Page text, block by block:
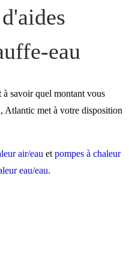
eau
savoir quel montant vous
Atlantic met à votre disposition
air/eau et pompes à chaleur
eau/eau.